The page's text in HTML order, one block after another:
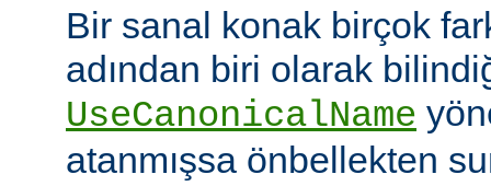
Bir sanal konak birçok
adından biri olarak
UseCanonicalName
atanmışsa önbellekten